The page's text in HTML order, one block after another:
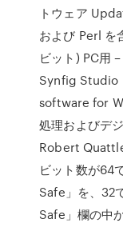
トウェア
および Perl
ビット) PC用
Synfig Studio
software for
処理およびデ
Robert
ビット数が64
Safe」を、32
Safe」欄の中